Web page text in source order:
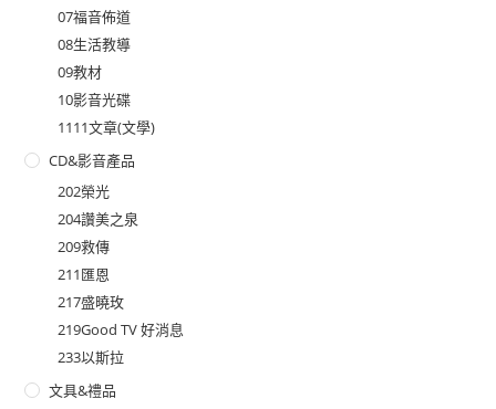
07福音佈道
08生活教導
09教材
10影音光碟
1111文章(文學)
CD&影音產品
202榮光
204讚美之泉
209救傳
211匯恩
217盛曉玫
219Good TV 好消息
233以斯拉
文具&禮品